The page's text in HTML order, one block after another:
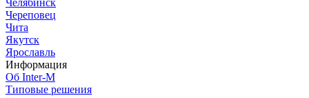
Челябинск
Череповец
Чита
Якутск
Ярославль
Информация
Об Inter-M
Типовые решения